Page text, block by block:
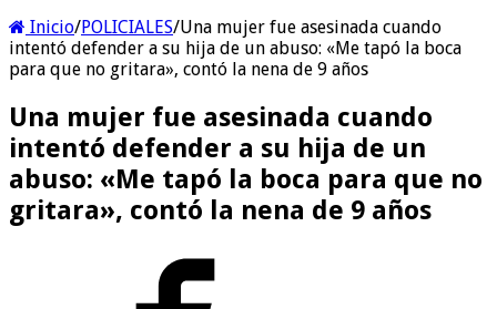
Inicio/POLICIALES/Una mujer fue asesinada cuando
intentó defender a su hija de un abuso: «Me tapó la boca
para que no gritara», contó la nena de 9 años
Una mujer fue asesinada cuando
intentó defender a su hija de un
abuso: «Me tapó la boca para que no
gritara», contó la nena de 9 años